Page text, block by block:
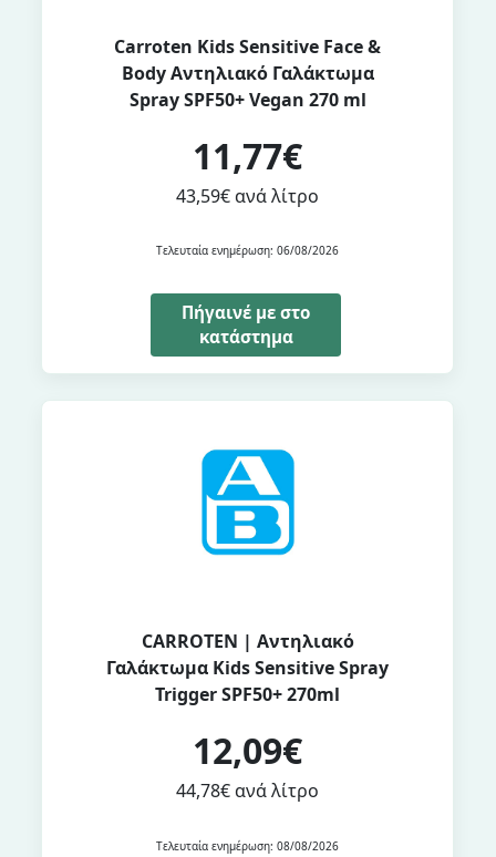
Carroten Kids Sensitive Face &
Body Αντηλιακό Γαλάκτωμα
Spray SPF50+ Vegan 270 ml
11,77€
43,59€ ανά λίτρο
Τελευταία ενημέρωση: 06/08/2026
Πήγαινέ με στο
κατάστημα
CARROTEN | Αντηλιακό
Γαλάκτωμα Kids Sensitive Spray
Trigger SPF50+ 270ml
12,09€
44,78€ ανά λίτρο
Τελευταία ενημέρωση: 08/08/2026